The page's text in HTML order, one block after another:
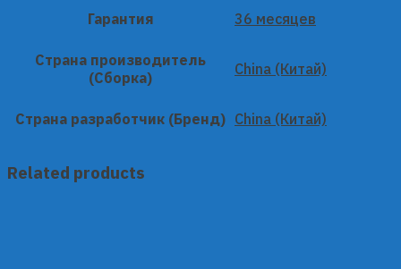
Гарантия 36 месяцев
Страна производитель
(Сборка)
China (Китай)
Страна разработчик (Бренд) China (Китай)
Related products